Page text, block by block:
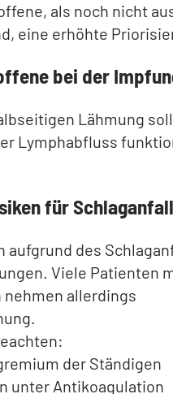
als noch nicht
eine erhöhte
bei der
Lähmung
Lymphabfluss
für
des
Viele Patienten
allerdings
der Ständigen
unter Antikoagulation